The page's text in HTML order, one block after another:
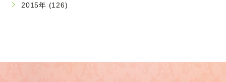
2015年 (126)